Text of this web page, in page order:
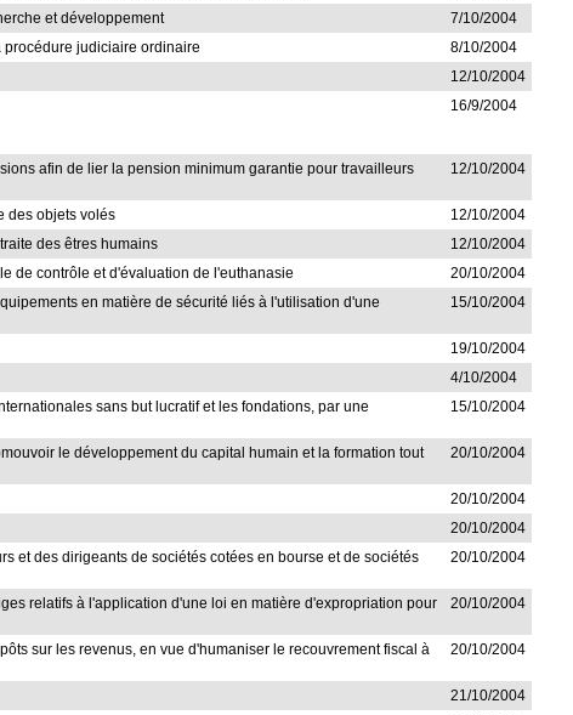
et développement
7/10/2004
procédure judiciaire ordinaire
8/10/2004
12/10/2004
16/9/2004
afin de lier la pension minimum garantie pour travailleurs
12/10/2004
des objets volés
12/10/2004
des êtres humains
12/10/2004
de contrôle et d'évaluation de l'euthanasie
20/10/2004
en matière de sécurité liés à l'utilisation d'une
15/10/2004
19/10/2004
4/10/2004
sans but lucratif et les fondations, par une
15/10/2004
le développement du capital humain et la formation tout
20/10/2004
20/10/2004
20/10/2004
et des dirigeants de sociétés cotées en bourse et de sociétés
20/10/2004
relatifs à l'application d'une loi en matière d'expropriation pour
20/10/2004
sur les revenus, en vue d'humaniser le recouvrement fiscal à
20/10/2004
21/10/2004